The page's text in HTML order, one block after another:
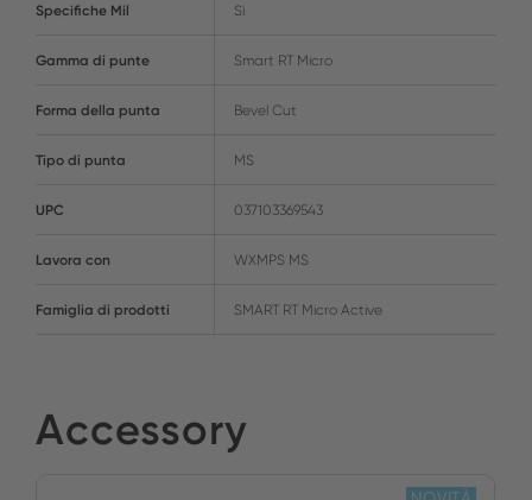
Specifiche Mil Sì
Gamma di punte Smart RT Micro
Forma della punta Bevel Cut
Tipo di punta MS
UPC 037103369543
Lavora con WXMPS MS
Famiglia di prodotti SMART RT Micro Active
Accessory